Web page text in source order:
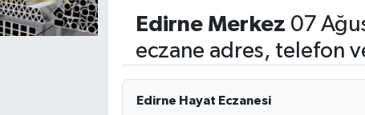
Edirne Merkez 07
eczane adres, telefon
Edirne Hayat Eczanesi
Etiketler
Yaşam